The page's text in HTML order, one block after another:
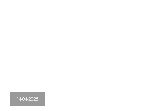
14-04-2025